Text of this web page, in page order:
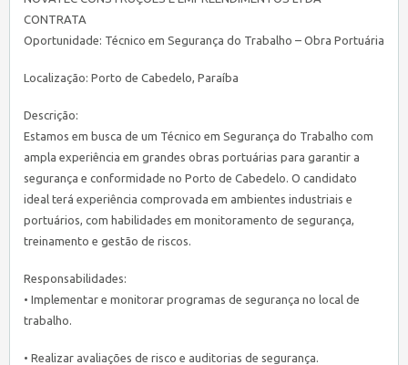
CONTRATA
Oportunidade: Técnico em Segurança do Trabalho – Obra Portuária
Localização: Porto de Cabedelo, Paraíba
Descrição:
Estamos em busca de um Técnico em Segurança do Trabalho com
ampla experiência em grandes obras portuárias para garantir a
segurança e conformidade no Porto de Cabedelo. O candidato
ideal terá experiência comprovada em ambientes industriais e
portuários, com habilidades em monitoramento de segurança,
treinamento e gestão de riscos.
Responsabilidades:
• Implementar e monitorar programas de segurança no local de
trabalho.
• Realizar avaliações de risco e auditorias de segurança.